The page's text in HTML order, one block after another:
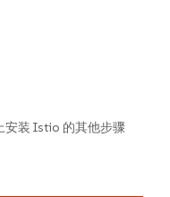
安装 Istio 的其他步骤